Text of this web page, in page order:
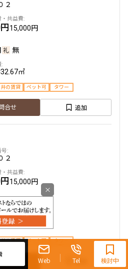
Web Tel
321-719
（水曜定休）
検討中
２
15,000円
無
32.67㎡
の賃貸 ペット可 タワー
合せ 追加
２
15,000円
無
32.67㎡
の賃貸 ペット可 タワー
追加
×